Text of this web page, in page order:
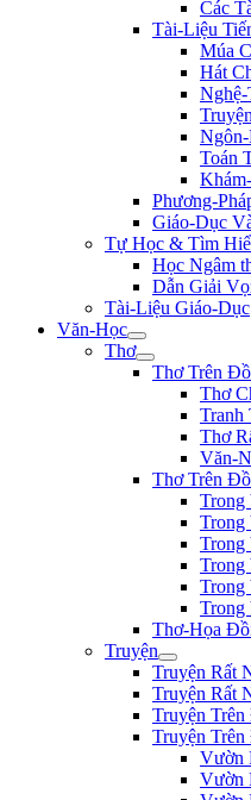
Các
Tài-Liệu
Múa
Hát
Toán
Phương-
Giáo-Dục
Tự Học & Tìm
Học Ngâm
Dẫn Giải
Tài-Liệu Giáo-Dục
Văn-Học
Thơ
Thơ Trên
Thơ
Tranh
Thơ
Văn-
Thơ Trên
Trong
Trong
Trong
Trong
Trong
Trong
Thơ-Họa
Truyện
Truyện Rất
Truyện Rất
Truyện
Truyện
Vườn
Vườn